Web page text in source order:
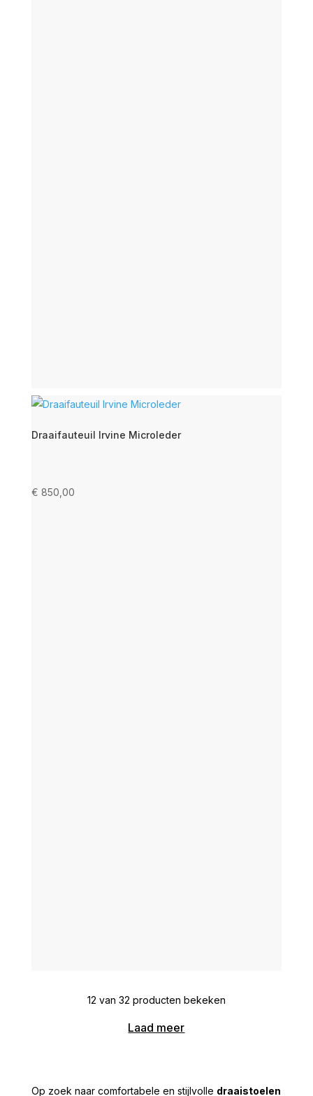
Draaifauteuil Irvine Microleder
€ 850,00
12 van 32 producten bekeken
Laad meer
Op zoek naar comfortabele en stijlvolle draaistoelen